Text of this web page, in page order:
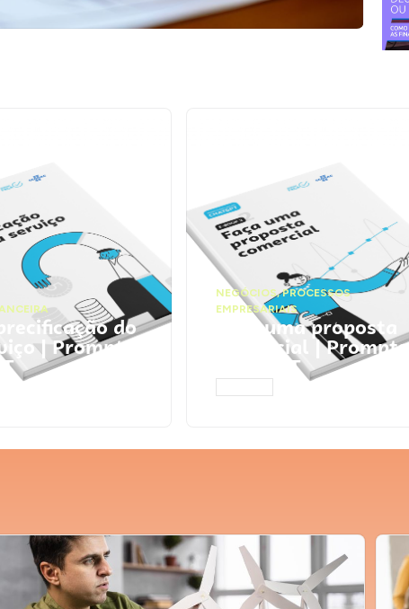
precificação do
| Prompts
NEGÓCIOS,PROCESSOS
EMPRESARIAIS
Faça uma proposta
comercial | Prompts
ChatGPT